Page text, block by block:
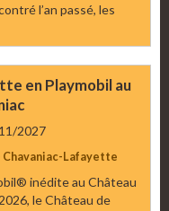
l’an passé, les
en Playmobil au
2027
Chavaniac-Lafayette
inédite au Château
le Château de